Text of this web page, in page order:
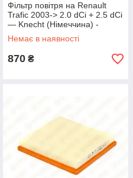
Фільтр повітря на Renault
Trafic 2003-> 2.0 dCi + 2.5 dCi
— Knecht (Німеччина) -
LX1583
Немає в наявності
870 ₴